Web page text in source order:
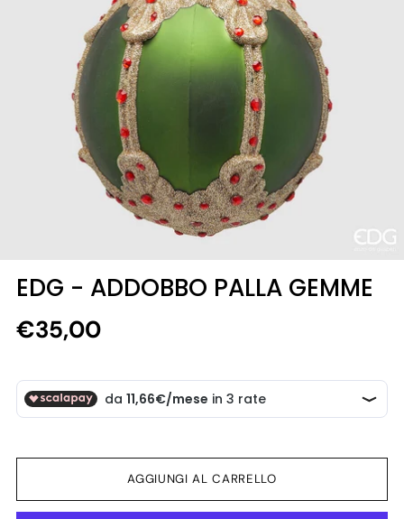
EDG - ADDOBBO PALLA GEMME
Prezzo
listino
€35,00
AGGIUNGI AL CARRELLO